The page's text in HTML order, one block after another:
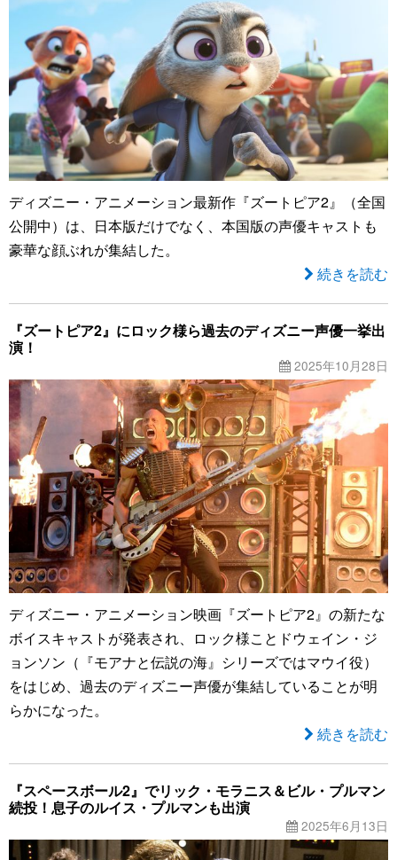
ディズニー・アニメーション最新作『ズートピア2』（全国
公開中）は、日本版だけでなく、本国版の声優キャストも
豪華な顔ぶれが集結した。
続きを読む
『ズートピア2』にロック様ら過去のディズニー声優一挙出
演！
2025年10月28日
ディズニー・アニメーション映画『ズートピア2』の新たな
ボイスキャストが発表され、ロック様ことドウェイン・ジ
ョンソン（『モアナと伝説の海』シリーズではマウイ役）
をはじめ、過去のディズニー声優が集結していることが明
らかになった。
続きを読む
『スペースボール2』でリック・モラニス＆ビル・プルマン
続投！息子のルイス・プルマンも出演
2025年6月13日